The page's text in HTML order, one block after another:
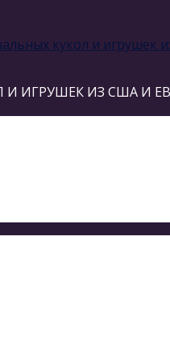
И ИГРУШЕК ИЗ США И